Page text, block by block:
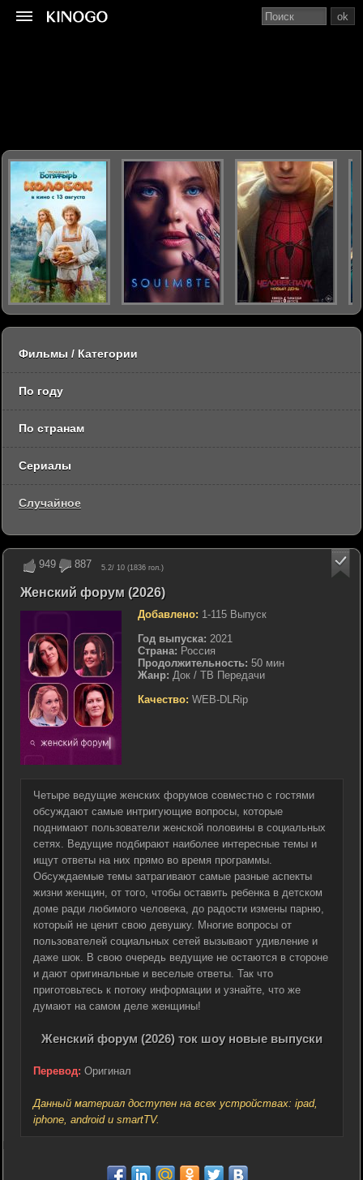
949 887 5.2/ 10 (1836 гол.)
Женский форум (2026)
Добавлено: 1-115 Выпуск
Год выпуска: 2021
Страна: Россия
Продолжительность: 50 мин
Жанр: Док / ТВ Передачи
Качество: WEB-DLRip
Четыре ведущие женских форумов совместно с гостями
обсуждают самые интригующие вопросы, которые
поднимают пользователи женской половины в социальных
сетях. Ведущие подбирают наиболее интересные темы и
ищут ответы на них прямо во время программы.
Обсуждаемые темы затрагивают самые разные аспекты
жизни женщин, от того, чтобы оставить ребенка в детском
доме ради любимого человека, до радости измены парню,
который не ценит свою девушку. Многие вопросы от
пользователей социальных сетей вызывают удивление и
даже шок. В свою очередь ведущие не остаются в стороне
и дают оригинальные и веселые ответы. Так что
приготовьтесь к потоку информации и узнайте, что же
думают на самом деле женщины!
Женский форум (2026) ток шоу новые выпуски
Перевод: Оригинал
Данный материал доступен на всех устройствах: ipad,
iphone, android и smartTV.
ok
Фильмы / Категории
По году
По странам
Сериалы
Случайное